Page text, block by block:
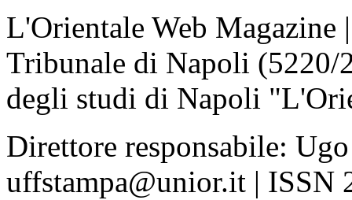
L'Orientale Web Magazine
Tribunale di Napoli
degli studi di Napoli
Direttore responsabile:
uffstampa@unior.it | ISSN